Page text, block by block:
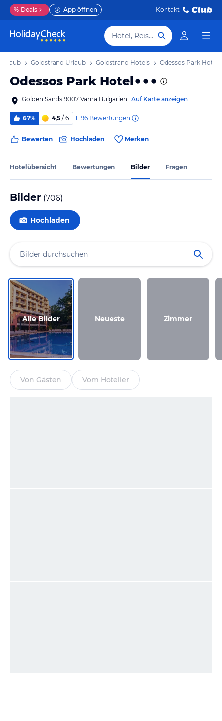
% Deals App öffnen Kontakt
Hotel, Reiseziel
Goldstrand Urlaub Goldstrand Hotels Odessos Park Hotel
Odessos Park Hotel
Golden Sands 9007 Varna Bulgarien Auf Karte anzeigen
67% 4,5 / 6 1.196 Bewertungen
Bewerten Hochladen Merken
Hotelübersicht Bewertungen Bilder Fragen
Bilder (706)
Hochladen
Alle Bilder Neueste Zimmer
Von Gästen Vom Hotelier